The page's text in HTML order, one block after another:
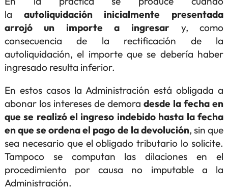
la autoliquidación inicialmente presentada
arrojó un importe a ingresar y, como
consecuencia de la rectificación de la
autoliquidación, el importe que se debería haber
ingresado resulta inferior.
En estos casos la Administración está obligada a
abonar los intereses de demoradesde la fecha en
que se realizó el ingreso indebido hasta la fecha
en que se ordena el pago de la devolución, sin que
sea necesario que el obligado tributario lo solicite.
Tampoco se computan las dilaciones en el
procedimiento por causa no imputable a la
Administración.